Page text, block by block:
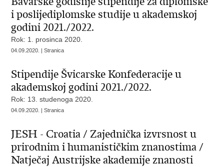
i poslijediplomske studije u akademskoj
godini 2021./2022.
Rok: 1. prosinca 2020.
04.09.2020. | Stranica
Stipendije Švicarske Konfederacije u
akademskoj godini 2021./2022.
Rok: 13. studenoga 2020.
04.09.2020. | Stranica
JESH - Croatia / Zajednička izvrsnost u
prirodnim i humanističkim znanostima /
Natječaj Austrijske akademije znanosti